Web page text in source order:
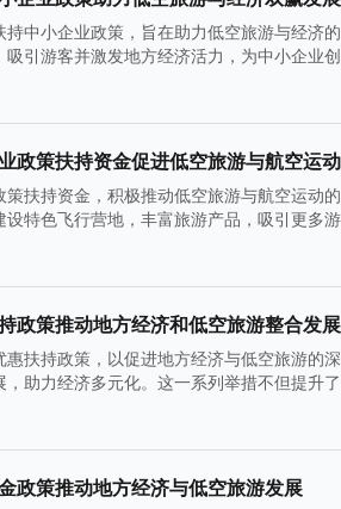
中小企业政策，旨在助力低空旅游与经济
引游客并激发地方经济活力，为中小企业
政策扶持资金促进低空旅游与航空运
扶持资金，积极推动低空旅游与航空运动
特色飞行营地，丰富旅游产品，吸引更多
政策推动地方经济和低空旅游整合发展
扶持政策，以促进地方经济与低空旅游的
助力经济多元化。这一系列举措不但提升
政策推动地方经济与低空旅游发展